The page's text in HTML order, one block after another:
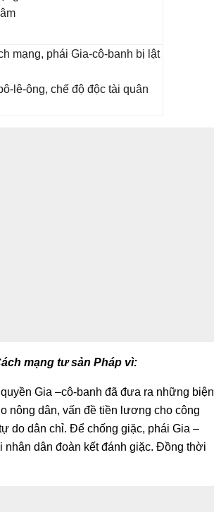
mạng, phái Gia-cô-banh bị lật
lê-ông, chế độ độc tài quân
mạng tư sản Pháp vì:
Gia –cô-banh đã đưa ra những biện
nông dân, vấn đề tiền lương cho công
do dân chỉ. Để chống giặc, phái Gia –
nhân dân đoàn kết đánh giặc. Đồng thời